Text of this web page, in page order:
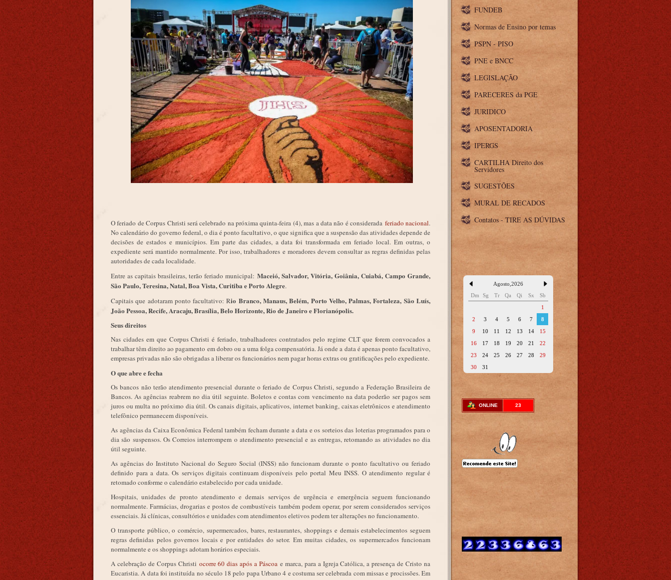
O feriado de Corpus Christi será celebrado na próxima quinta-feira (4), mas a data não é considerada feriado nacional.
No calendário do governo federal, o dia é ponto facultativo, o que significa que a suspensão das atividades depende de
decisões de estados e municípios. Em parte das cidades, a data foi transformada em feriado local. Em outras, o
expediente será mantido normalmente. Por isso, trabalhadores e moradores devem consultar as regras definidas pelas
autoridades de cada localidade.
Entre as capitais brasileiras, terão feriado municipal: Maceió, Salvador, Vitória, Goiânia, Cuiabá, Campo Grande,
São Paulo, Teresina, Natal, Boa Vista, Curitiba e Porto Alegre.
Capitais que adotaram ponto facultativo: Rio Branco, Manaus, Belém, Porto Velho, Palmas, Fortaleza, São Luís,
João Pessoa, Recife, Aracaju, Brasília, Belo Horizonte, Rio de Janeiro e Florianópolis.
Seus direitos
Nas cidades em que Corpus Christi é feriado, trabalhadores contratados pelo regime CLT que forem convocados a
trabalhar têm direito ao pagamento em dobro ou a uma folga compensatória. Já onde a data é apenas ponto facultativo,
empresas privadas não são obrigadas a liberar os funcionários nem pagar horas extras ou gratificações pelo expediente.
O que abre e fecha
Os bancos não terão atendimento presencial durante o feriado de Corpus Christi, segundo a Federação Brasileira de
Bancos. As agências reabrem no dia útil seguinte. Boletos e contas com vencimento na data poderão ser pagos sem
juros ou multa no próximo dia útil. Os canais digitais, aplicativos, internet banking, caixas eletrônicos e atendimento
telefônico permanecem disponíveis.
As agências da Caixa Econômica Federal também fecham durante a data e os sorteios das loterias programados para o
dia são suspensos. Os Correios interrompem o atendimento presencial e as entregas, retomando as atividades no dia
útil seguinte.
As agências do Instituto Nacional do Seguro Social (INSS) não funcionam durante o ponto facultativo ou feriado
definido para a data. Os serviços digitais continuam disponíveis pelo portal Meu INSS. O atendimento regular é
retomado conforme o calendário estabelecido por cada unidade.
Hospitais, unidades de pronto atendimento e demais serviços de urgência e emergência seguem funcionando
normalmente. Farmácias, drogarias e postos de combustíveis também podem operar, por serem considerados serviços
essenciais. Já clínicas, consultórios e unidades com atendimentos eletivos podem ter alterações no funcionamento.
O transporte público, o comércio, supermercados, bares, restaurantes, shoppings e demais estabelecimentos seguem
regras definidas pelos governos locais e por entidades do setor. Em muitas cidades, os supermercados funcionam
normalmente e os shoppings adotam horários especiais.
A celebração de Corpus Christi ocorre 60 dias após a Páscoa e marca, para a Igreja Católica, a presença de Cristo na
Eucaristia. A data foi instituída no século 18 pelo papa Urbano 4 e costuma ser celebrada com missas e procissões. Em
FUNDEB
Normas de Ensino por temas
PSPN - PISO
PNE e BNCC
LEGISLAÇÃO
PARECERES da PGE
JURIDICO
APOSENTADORIA
IPERGS
CARTILHA Direito dos
Servidores
SUGESTÕES
MURAL DE RECADOS
Contatos - TIRE AS DÚVIDAS
Agosto 2026
Dm
Sg Tr Qa Qi Sx
Sb
1
2
3 4 5 6 7
8
9
10 11 12 13 14
15
16
17 18 19 20 21
22
23
24 25 26 27 28
29
30
31
ONLINE 23